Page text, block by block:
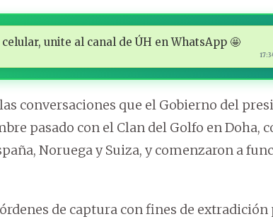
unite al canal de ÚH en WhatsApp 🤩
conversaciones que el Gobierno del
pasado con el Clan del Golfo en Doha,
Noruega y Suiza, y comenzaron a
de captura con fines de extradición